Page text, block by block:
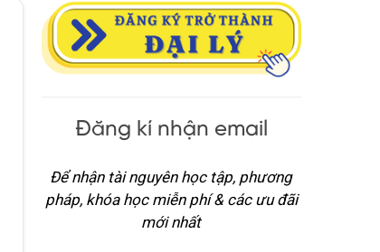
Đăng kí nhận email
Để nhận tài nguyên học tập, phương
pháp, khóa học miễn phí & các ưu đãi
mới nhất